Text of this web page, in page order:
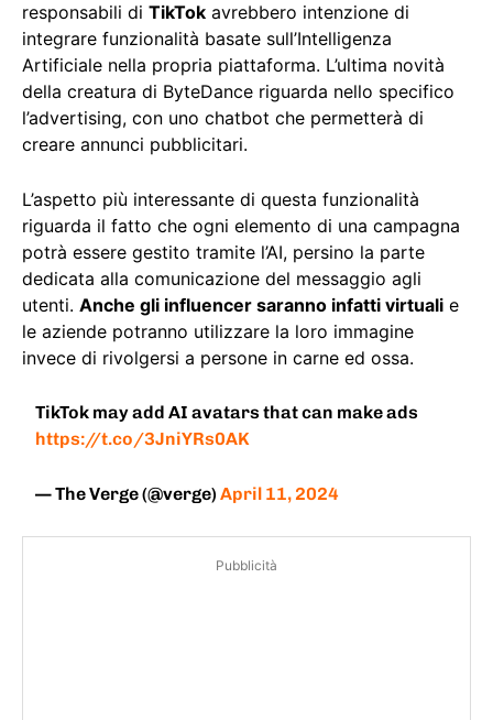
responsabili di TikTok avrebbero intenzione di
integrare funzionalità basate sull’Intelligenza
Artificiale nella propria piattaforma. L’ultima novità
della creatura di ByteDance riguarda nello specifico
l’advertising, con uno chatbot che permetterà di
creare annunci pubblicitari.
L’aspetto più interessante di questa funzionalità
riguarda il fatto che ogni elemento di una campagna
potrà essere gestito tramite l’AI, persino la parte
dedicata alla comunicazione del messaggio agli
utenti. Anche gli influencer saranno infatti virtuali e
le aziende potranno utilizzare la loro immagine
invece di rivolgersi a persone in carne ed ossa.
TikTok may add AI avatars that can make ads
https://t.co/3JniYRs0AK
— The Verge (@verge)April 11, 2024
Pubblicità